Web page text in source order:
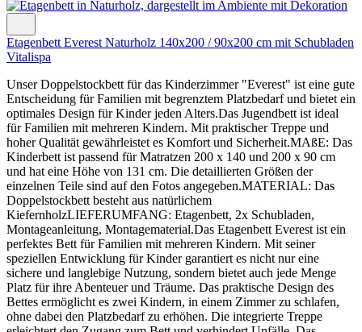
Etagenbett Everest Naturholz 140x200 / 90x200 cm mit Schubladen
Vitalispa
Unser Doppelstockbett für das Kinderzimmer "Everest" ist eine gute
Entscheidung für Familien mit begrenztem Platzbedarf und bietet ein
optimales Design für Kinder jeden Alters.Das Jugendbett ist ideal
für Familien mit mehreren Kindern. Mit praktischer Treppe und
hoher Qualität gewährleistet es Komfort und Sicherheit.MAßE: Das
Kinderbett ist passend für Matratzen 200 x 140 und 200 x 90 cm
und hat eine Höhe von 131 cm. Die detaillierten Größen der
einzelnen Teile sind auf den Fotos angegeben.MATERIAL: Das
Doppelstockbett besteht aus natürlichem
KiefernholzLIEFERUMFANG: Etagenbett, 2x Schubladen,
Montageanleitung, Montagematerial.Das Etagenbett Everest ist ein
perfektes Bett für Familien mit mehreren Kindern. Mit seiner
speziellen Entwicklung für Kinder garantiert es nicht nur eine
sichere und langlebige Nutzung, sondern bietet auch jede Menge
Platz für ihre Abenteuer und Träume. Das praktische Design des
Bettes ermöglicht es zwei Kindern, in einem Zimmer zu schlafen,
ohne dabei den Platzbedarf zu erhöhen. Die integrierte Treppe